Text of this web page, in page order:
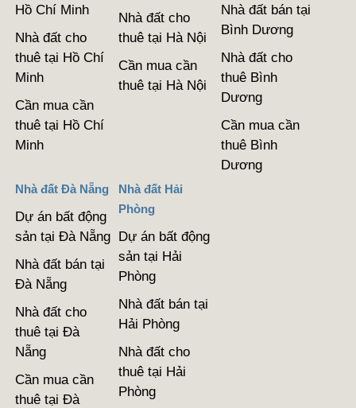
Hồ Chí Minh
Nhà đất cho
thuê tại Hồ Chí
Minh
Cần mua cần
thuê tại Hồ Chí
Minh
Nhà đất cho
thuê tại Hà Nội
Cần mua cần
thuê tại Hà Nội
Nhà đất bán tại
Bình Dương
Nhà đất cho
thuê Bình
Dương
Cần mua cần
thuê Bình
Dương
Nhà đất Đà Nẵng
Dự án bất động
sản tại Đà Nẵng
Nhà đất bán tại
Đà Nẵng
Nhà đất cho
thuê tại Đà
Nẵng
Cần mua cần
thuê tại Đà
Nhà đất Hải
Phòng
Dự án bất động
sản tại Hải
Phòng
Nhà đất bán tại
Hải Phòng
Nhà đất cho
thuê tại Hải
Phòng